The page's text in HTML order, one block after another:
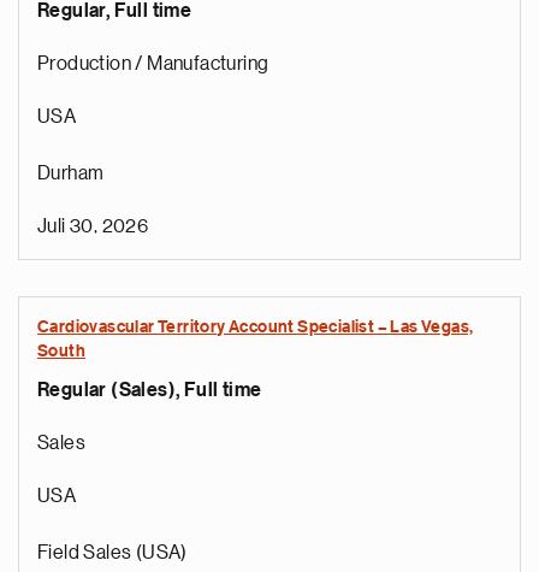
Regular, Full time
Production / Manufacturing
USA
Durham
Juli 30, 2026
Cardiovascular Territory Account Specialist – Las Vegas,
South
Regular (Sales), Full time
Sales
USA
Field Sales (USA)